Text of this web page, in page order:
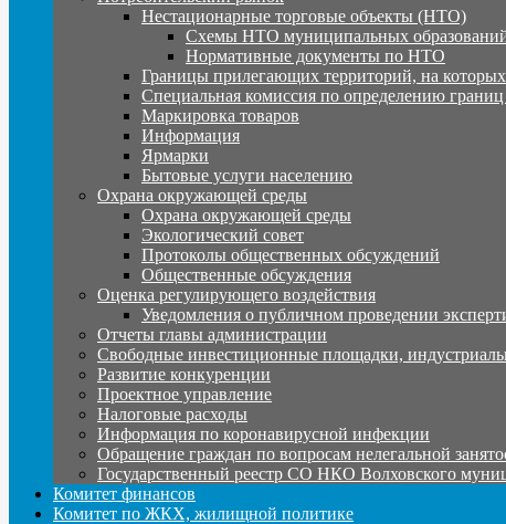
Нестационарные торговые объекты (НТО)
Схемы НТО муниципальных
Нормативные документы по НТО
Границы прилегающих территорий, на
Специальная комиссия по определению
Маркировка товаров
Информация
Ярмарки
Бытовые услуги населению
Охрана окружающей среды
Охрана окружающей среды
Экологический совет
Протоколы общественных обсуждений
Общественные обсуждения
Оценка регулирующего воздействия
Уведомления о публичном проведении
Отчеты главы администрации
Свободные инвестиционные площадки,
Развитие конкуренции
Проектное управление
Налоговые расходы
Информация по коронавирусной инфекции
Обращение граждан по вопросам нелегальной
Государственный реестр СО НКО Волховского
Комитет финансов
Комитет по ЖКХ, жилищной политике